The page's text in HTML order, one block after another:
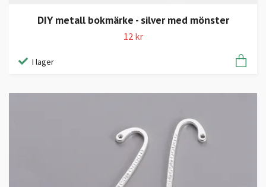
DIY metall bokmärke - silver med mönster
12 kr
I lager